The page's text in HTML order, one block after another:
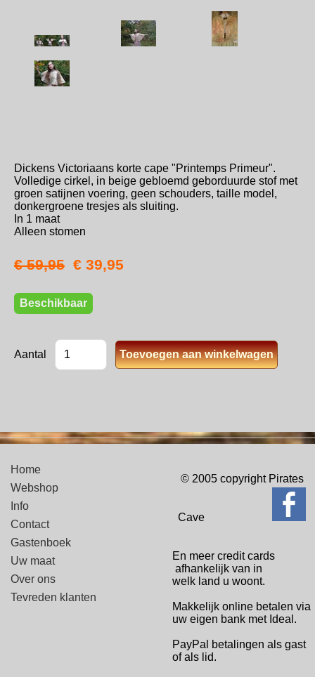
Dickens Victoriaans korte cape "Printemps Primeur".
Volledige cirkel, in beige gebloemd geborduurde stof met
groen satijnen voering, geen schouders, taille model,
donkergroene tresjes als sluiting.
In 1 maat
Alleen stomen
€ 59,95 € 39,95
Beschikbaar
Aantal
Home
Webshop
Info
Contact
Gastenboek
Uw maat
Over ons
Tevreden klanten
© 2005 copyright Pirates
Cave
En meer credit cards
afhankelijk van in
welk land u woont.
Makkelijk online betalen via
uw eigen bank met Ideal.
PayPal betalingen als gast
of als lid.